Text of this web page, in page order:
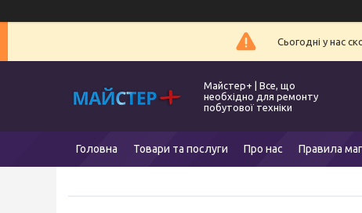
Сьогодні у нас
Майстер+ | Все, що
необхідно для ремонту
побутової техніки
Головна Товари та послуги Про нас Правила